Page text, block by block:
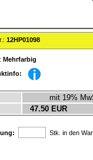
12HP01098
Mehrfarbig
mit 19%
47.50 EUR
Stk. in den